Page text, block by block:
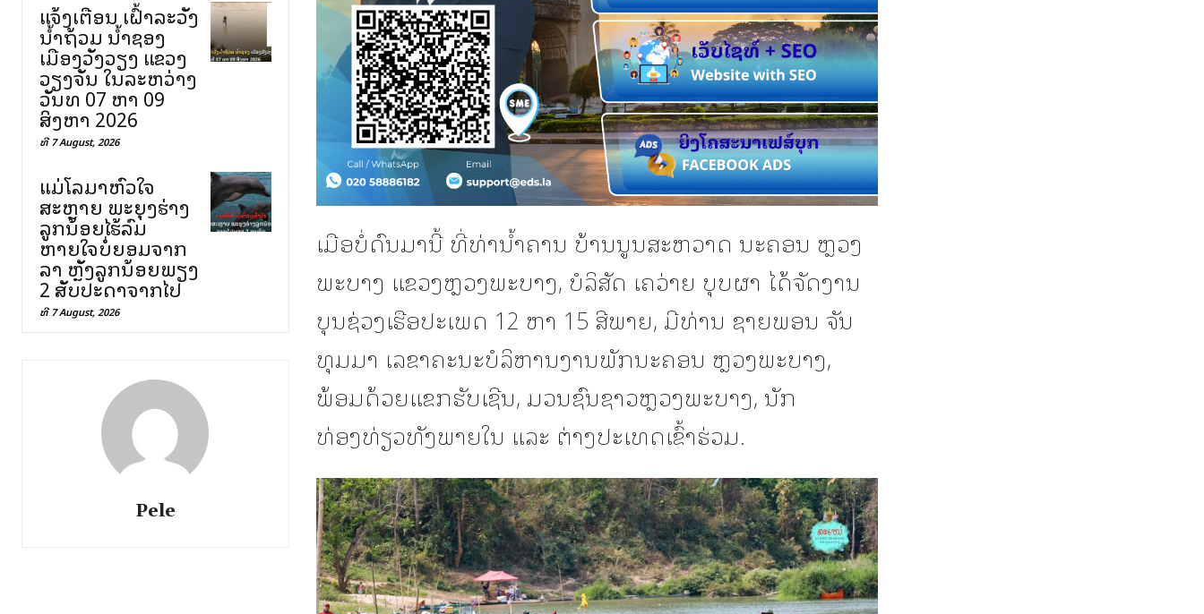
ແຈ້ງເຕືອນ ເຝົ້າລະວັງ
ນ້ຳຖ້ວມ ນ້ຳຊອງ
ເມືອງວັງວຽງ ແຂວງ
ວຽງຈັນ ໃນລະຫວ່າງ
ວັນທີ 07 ຫາ 09
ສິງຫາ 2026
ທີ 7 August, 2026
ແມ່ໂລມາຫົວໃຈ
ສະຫຼາຍ ພະຍຸງຮ່າງ
ລູກນ້ອຍໄຮ້ລົມ
ຫາຍໃຈບໍ່ຍອມຈາກ
ລາ ຫຼັງລູກນ້ອຍພຽງ
2 ສັບປະດາຈາກໄປ
ທີ 7 August, 2026
Pele
ເມືອບໍ່ດົນມານີ້ ທີ່ທ່ານໍ້າຄານ ບ້ານນູນສະຫວາດ ນະຄອນ ຫຼວງ
ພະບາງ ແຂວງຫຼວງພະບາງ, ບໍລິສັດ ເຄວ່າຍ ບຸບຜາ ໄດ້ຈັດງານ
ບຸນຊ່ວງເຮືອປະເພດ 12 ຫາ 15 ສີພາຍ, ມີທ່ານ ຊາຍພອນ ຈັນ
ທຸມມາ ເລຂາຄະນະບໍລິຫານງານພັກນະຄອນ ຫຼວງພະບາງ,
ພ້ອມດ້ວຍແຂກຮັບເຊີນ, ມວນຊົນຊາວຫຼວງພະບາງ, ນັກ
ທ່ອງທ່ຽວທັງພາຍໃນ ແລະ ຕ່າງປະເທດເຂົ້າຮ່ວມ.